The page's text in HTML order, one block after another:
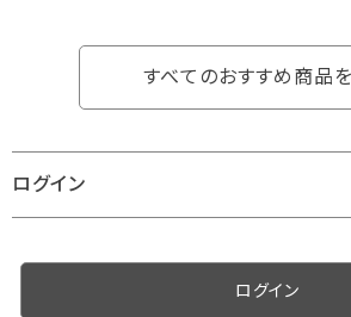
すべてのおすすめ商品
ログイン
ログイン